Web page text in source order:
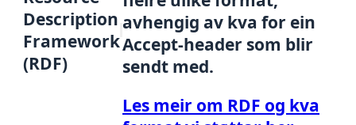
Description
Framework
(RDF)
avhengig av kva for ein
Accept-header som blir
sendt med.
Les meir om RDF og kva